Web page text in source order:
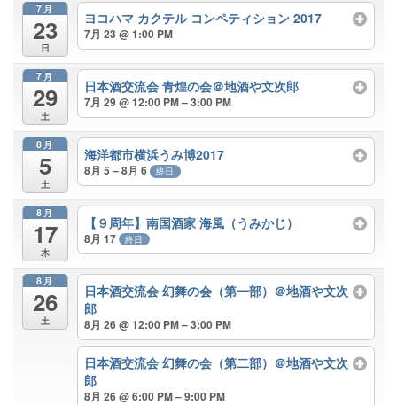
7月
23
日
ヨコハマ カクテル コンペティション 2017
7月 23 @ 1:00 PM
7月
29
土
日本酒交流会 青煌の会＠地酒や文次郎
7月 29 @ 12:00 PM – 3:00 PM
8月
5
土
海洋都市横浜うみ博2017
8月 5 – 8月 6 終日
8月
17
木
【９周年】南国酒家 海風（うみかじ）
8月 17 終日
8月
26
土
日本酒交流会 幻舞の会（第一部）＠地酒や文次
郎
8月 26 @ 12:00 PM – 3:00 PM
日本酒交流会 幻舞の会（第二部）＠地酒や文次
郎
8月 26 @ 6:00 PM – 9:00 PM